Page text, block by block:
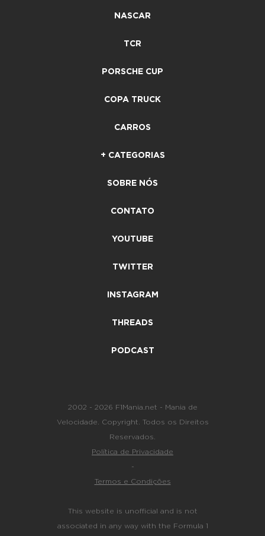
NASCAR
TCR
PORSCHE CUP
COPA TRUCK
CARROS
+ CATEGORIAS
SOBRE NÓS
CONTATO
YOUTUBE
TWITTER
INSTAGRAM
THREADS
PODCAST
2002 - 2026 F1Mania.net - Mania de
Velocidade. Copyright. Todos os Direitos
Reservados.
Política de Privacidade
-
Termos e Condições
This website is unofficial and is not
associated in any way with the Formula 1